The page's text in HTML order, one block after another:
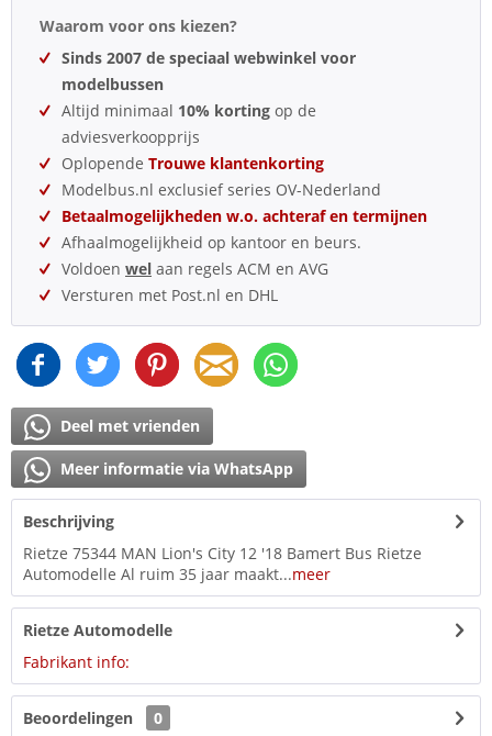
Waarom voor ons kiezen?
Sinds 2007 de speciaal webwinkel voor
modelbussen
Altijd minimaal 10% korting op de
adviesverkoopprijs
Oplopende Trouwe klantenkorting
Modelbus.nl exclusief series OV-Nederland
Betaalmogelijkheden w.o. achteraf en termijnen
Afhaalmogelijkheid op kantoor en beurs.
Voldoen wel aan regels ACM en AVG
Versturen met Post.nl en DHL
Deel met vrienden
Meer informatie via WhatsApp
Beschrijving
Rietze 75344 MAN Lion's City 12 '18 Bamert Bus Rietze
Automodelle Al ruim 35 jaar maakt...meer
Rietze Automodelle
Fabrikant info:
Beoordelingen
0